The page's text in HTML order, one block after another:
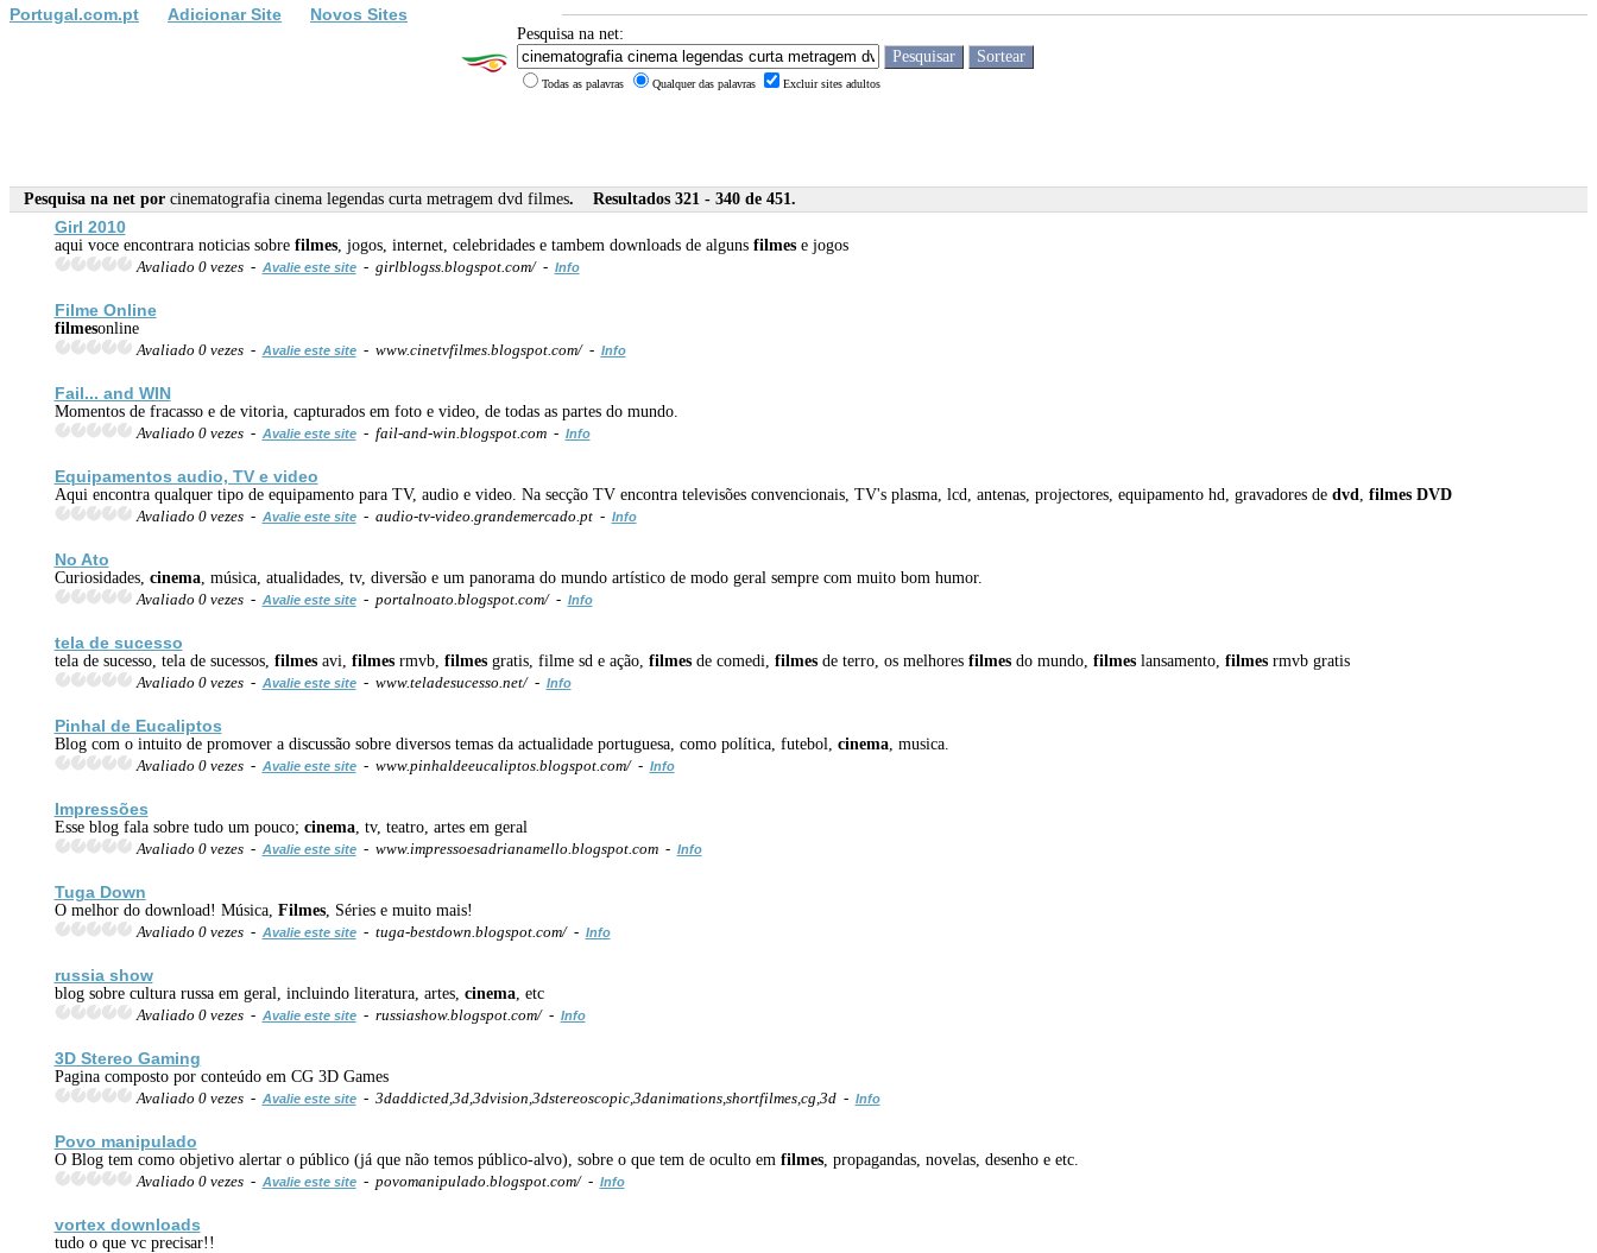
Portugal.com.pt Adicionar Site Novos Sites
Pesquisa na net:
Todas as palavras Qualquer das palavras Excluir sites adultos
Pesquisa na net por cinematografia cinema legendas curta metragem dvd filmes. Resultados 321 - 340 de 451.
Girl 2010
aqui voce encontrara noticias sobre filmes, jogos, internet, celebridades e tambem downloads de alguns filmese jogos
Avaliado 0 vezes - Avalie este site- girlblogss.blogspot.com/ - Info
Filme Online
filmesonline
Avaliado 0 vezes - Avalie este site- www.cinetvfilmes.blogspot.com/ - Info
Fail... and WIN
Momentos de fracasso e de vitoria, capturados em foto e video, de todas as partes do mundo.
Avaliado 0 vezes - Avalie este site- fail-and-win.blogspot.com - Info
Equipamentos audio, TV e video
Aqui encontra qualquer tipo de equipamento para TV, audio e video. Na secção TV encontra televisões convencionais, TV's plasma, lcd, antenas, projectores, equipamento hd, gravadores de dvd filmes DVD
Avaliado 0 vezes - Avalie este site- audio-tv-video.grandemercado.pt - Info
No Ato
Curiosidades, cinema, música, atualidades, tv, diversão e um panorama do mundo artístico de modo geral sempre com muito bom humor.
Avaliado 0 vezes - Avalie este site- portalnoato.blogspot.com/ - Info
tela de sucesso
tela de sucesso, tela de sucessos, filmesavi, filmesrmvb, filmesgratis, filme sd e ação, filmesde comedi, filmesde terro, os melhores filmesdo mundo, filmeslansamento, filmesrmvb gratis
Avaliado 0 vezes - Avalie este site- www.teladesucesso.net/ - Info
Pinhal de Eucaliptos
Blog com o intuito de promover a discussão sobre diversos temas da actualidade portuguesa, como política, futebol, cinema, musica.
Avaliado 0 vezes - Avalie este site- www.pinhaldeeucaliptos.blogspot.com/ - Info
Impressões
Esse blog fala sobre tudo um pouco; cinema, tv, teatro, artes em geral
Avaliado 0 vezes - Avalie este site- www.impressoesadrianamello.blogspot.com - Info
Tuga Down
O melhor do download! Música, Filmes, Séries e muito mais!
Avaliado 0 vezes - Avalie este site- tuga-bestdown.blogspot.com/ - Info
russia show
blog sobre cultura russa em geral, incluindo literatura, artes, cinema, etc
Avaliado 0 vezes - Avalie este site- russiashow.blogspot.com/ - Info
3D Stereo Gaming
Pagina composto por conteúdo em CG 3D Games
Avaliado 0 vezes - Avalie este site- 3daddicted,3d,3dvision,3dstereoscopic,3danimations,shortfilmes,cg,3d - Info
Povo manipulado
O Blog tem como objetivo alertar o público (já que não temos público-alvo), sobre o que tem de oculto em filmes, propagandas, novelas, desenho e etc.
Avaliado 0 vezes - Avalie este site- povomanipulado.blogspot.com/ - Info
vortex downloads
tudo o que vc precisar!!